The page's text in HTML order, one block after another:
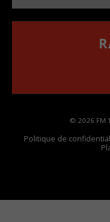
© 2026 FM
Politique de